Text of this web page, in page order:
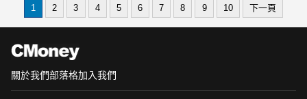
1 2 3 4 5 6 7 8 9 10 下一頁
關於我們部落格加入我們